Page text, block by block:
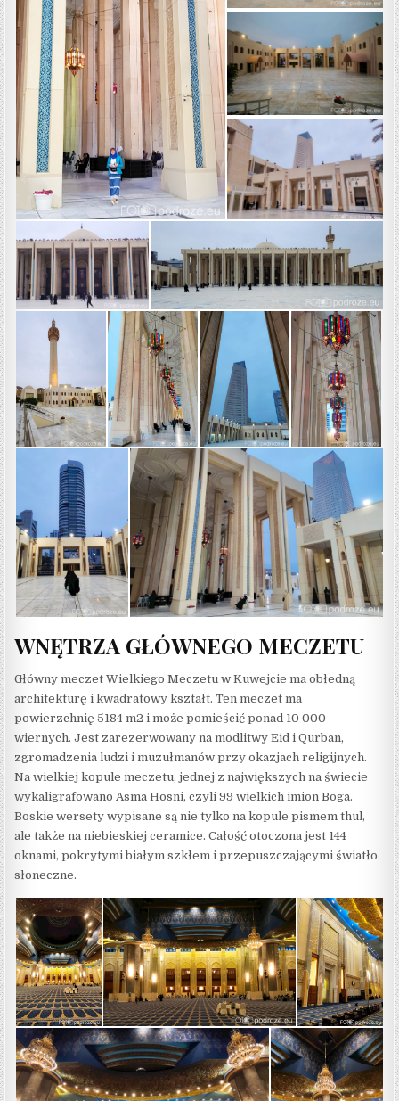
WNĘTRZA GŁÓWNEGO MECZETU
Główny meczet Wielkiego Meczetu w Kuwejcie ma obłedną
architekturę i kwadratowy kształt. Ten meczet ma
powierzchnię 5184 m2 i może pomieścić ponad 10 000
wiernych. Jest zarezerwowany na modlitwy Eid i Qurban,
zgromadzenia ludzi i muzułmanów przy okazjach religijnych.
Na wielkiej kopule meczetu, jednej z największych na świecie
wykaligrafowano Asma Hosni, czyli 99 wielkich imion Boga.
Boskie wersety wypisane są nie tylko na kopule pismem thul,
ale także na niebieskiej ceramice. Całość otoczona jest 144
oknami, pokrytymi białym szkłem i przepuszczającymi światło
słoneczne.